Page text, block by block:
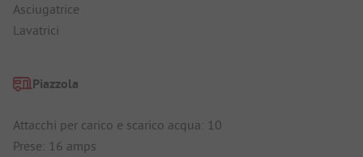
Asciugatrice
Lavatrici
Piazzola
Attacchi per carico e scarico acqua: 10
Prese: 16 amps